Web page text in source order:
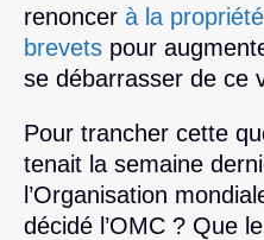
renoncer à la
brevets pour
se débarrasser de ce
Pour trancher cette
tenait la semaine
l’Organisation
décidé l’OMC ? Que